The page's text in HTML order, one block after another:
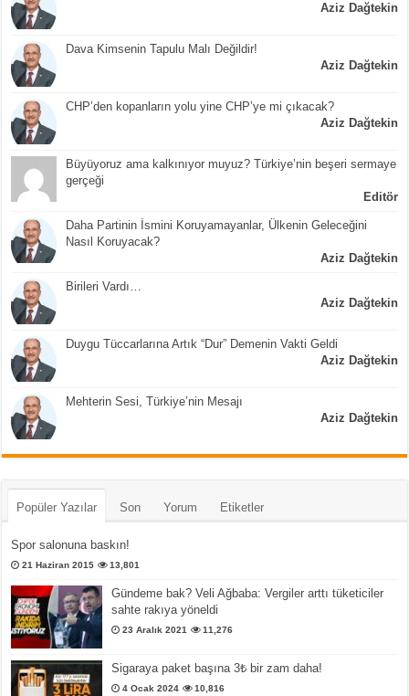
Aziz Dağtekin
Dava Kimsenin Tapulu Malı Değildir!
Aziz Dağtekin
CHP’den kopanların yolu yine CHP’ye mi çıkacak?
Aziz Dağtekin
Büyüyoruz ama kalkınıyor muyuz? Türkiye’nin beşeri sermaye
gerçeği
Editör
Daha Partinin İsmini Koruyamayanlar, Ülkenin Geleceğini
Nasıl Koruyacak?
Aziz Dağtekin
Birileri Vardı…
Aziz Dağtekin
Duygu Tüccarlarına Artık “Dur” Demenin Vakti Geldi
Aziz Dağtekin
Mehterin Sesi, Türkiye’nin Mesajı
Aziz Dağtekin
Popüler Yazılar Son Yorum Etiketler
Spor salonuna baskın!
21 Haziran 2015 13,801
Gündeme bak? Veli Ağbaba: Vergiler arttı tüketiciler
sahte rakıya yöneldi
23 Aralık 2021 11,276
Sigaraya paket başına 3₺ bir zam daha!
4 Ocak 2024 10,816